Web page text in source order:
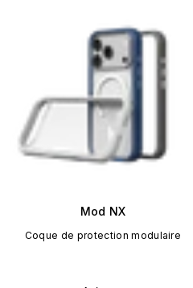
Mod NX
Coque de protection modulaire